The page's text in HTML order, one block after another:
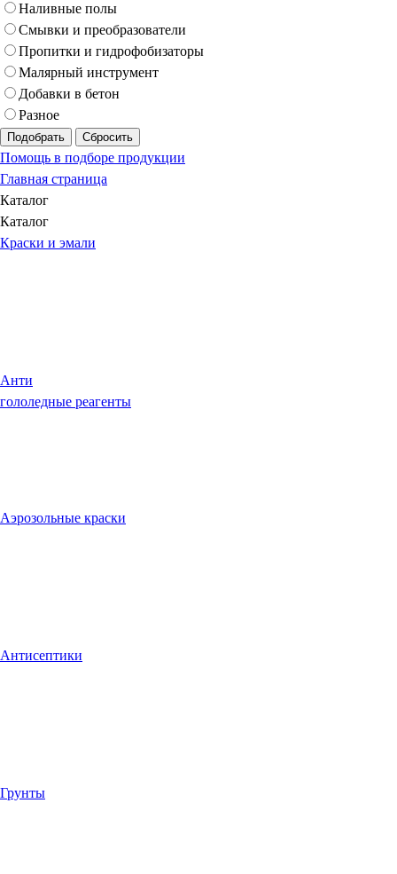
Наливные полы
Смывки и преобразователи
Пропитки и гидрофобизаторы
Малярный инструмент
Добавки в бетон
Разное
Подобрать Сбросить
Помощь в подборе продукции
Главная страница
Каталог
Каталог
Краски и эмали
Анти
гололедные реагенты
Аэрозольные краски
Антисептики
Грунты